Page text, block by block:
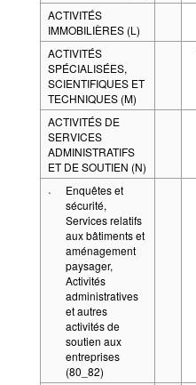
ACTIVITÉS
IMMOBILIÈRES (L)
ACTIVITÉS
SPÉCIALISÉES,
SCIENTIFIQUES ET
TECHNIQUES (M)
ACTIVITÉS DE
SERVICES
ADMINISTRATIFS
ET DE SOUTIEN (N)
·
Enquêtes et
sécurité,
Services relatifs
aux bâtiments et
aménagement
paysager,
Activités
administratives
et autres
activités de
soutien aux
entreprises
(80_82)